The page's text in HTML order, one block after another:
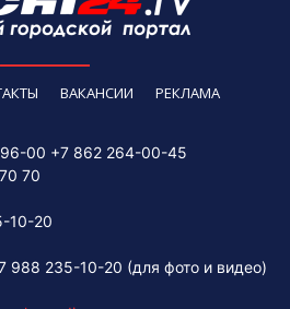
ВАКАНСИИ РЕКЛАМА
00 +7 862 264-00-45
70
10-20
988 235-10-20 (для фото и видео)